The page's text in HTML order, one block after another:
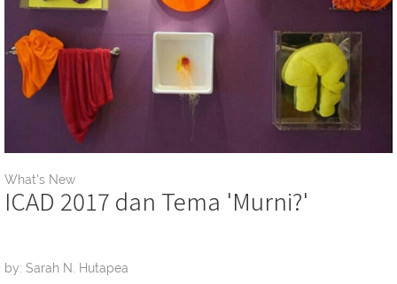
What's New
ICAD 2017 dan Tema 'Murni?'
by: Sarah N. Hutapea